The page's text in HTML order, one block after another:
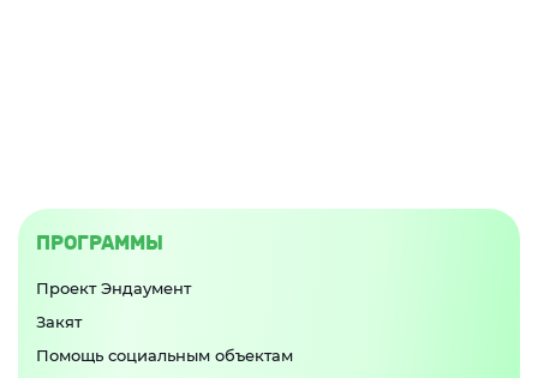
ПРОГРАММЫ
Проект Эндаумент
Закят
Помощь социальным объектам